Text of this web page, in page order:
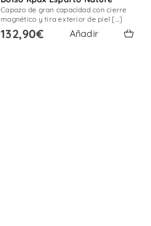
Capazo de gran capacidad con cierre
magnético y tira exterior de piel […]
132,90€ Añadir